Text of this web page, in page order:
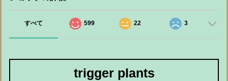
すべて 599 22 3
trigger plants